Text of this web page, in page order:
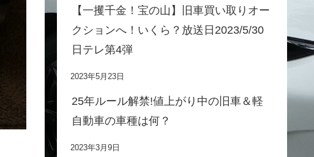
【一攫千金！宝の山】旧車買い取りオー
クションへ！いくら？放送日2023/5/30
日テレ第4弾
2023年5月23日
25年ルール解禁!値上がり中の旧車＆軽
自動車の車種は何？
2023年3月9日